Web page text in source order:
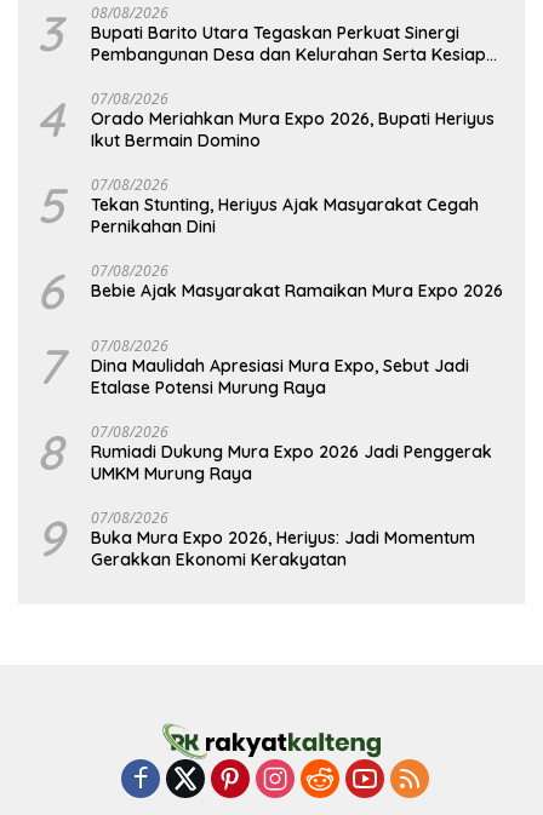
3 08/08/2026
Bupati Barito Utara Tegaskan Perkuat Sinergi
Pembangunan Desa dan Kelurahan Serta Kesiapan
4 07/08/2026
Orado Meriahkan Mura Expo 2026, Bupati Heriyus
Ikut Bermain Domino
5 07/08/2026
Tekan Stunting, Heriyus Ajak Masyarakat Cegah
Pernikahan Dini
6 07/08/2026
Bebie Ajak Masyarakat Ramaikan Mura Expo 2026
7 07/08/2026
Dina Maulidah Apresiasi Mura Expo, Sebut Jadi
Etalase Potensi Murung Raya
8 07/08/2026
Rumiadi Dukung Mura Expo 2026 Jadi Penggerak
UMKM Murung Raya
9 07/08/2026
Buka Mura Expo 2026, Heriyus: Jadi Momentum
Gerakkan Ekonomi Kerakyatan